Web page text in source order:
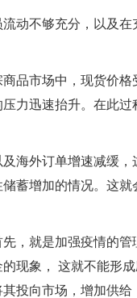
动不够充分，以及
品市场中，现货价
力迅速抬升。在此
海外订单增速减缓
蓄增加的情况。这
，就是加强疫情的
现象， 这就不能形
投向市场，增加供